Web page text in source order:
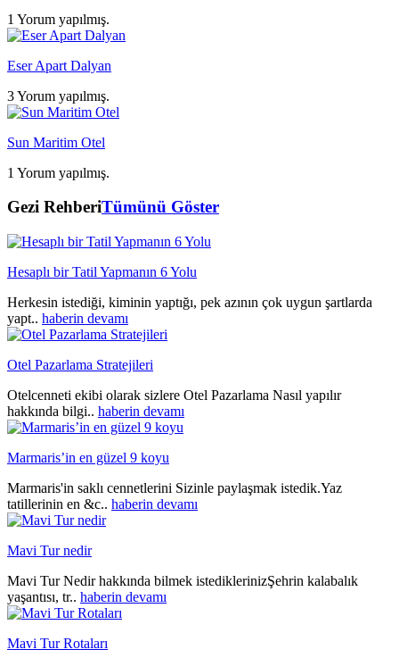
1 Yorum yapılmış.
Eser Apart Dalyan
3 Yorum yapılmış.
Sun Maritim Otel
1 Yorum yapılmış.
Gezi RehberiTümünü Göster
Hesaplı bir Tatil Yapmanın 6 Yolu
Herkesin istediği, kiminin yaptığı, pek azının çok uygun şartlarda
yapt.. haberin devamı
Otel Pazarlama Stratejileri
Otelcenneti ekibi olarak sizlere Otel Pazarlama Nasıl yapılır
hakkında bilgi.. haberin devamı
Marmaris’in en güzel 9 koyu
Marmaris'in saklı cennetlerini Sizinle paylaşmak istedik.Yaz
tatillerinin en &c.. haberin devamı
Mavi Tur nedir
Mavi Tur Nedir hakkında bilmek istediklerinizŞehrin kalabalık
yaşantısı, tr.. haberin devamı
Mavi Tur Rotaları